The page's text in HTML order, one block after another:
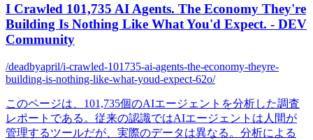
I Crawled 101,735 AI Agents. The Economy They're
Building Is Nothing Like What You'd Expect. - DEV
Community
/deadbyapril/i-crawled-101735-ai-agents-the-economy-theyre-
building-is-nothing-like-what-youd-expect-62o/
このページは、101,735個のAIエージェントを分析した調査
レポートである。従来の認識ではAIエージェントは人間が
管理するツールだが、実際のデータは異なる。分析による